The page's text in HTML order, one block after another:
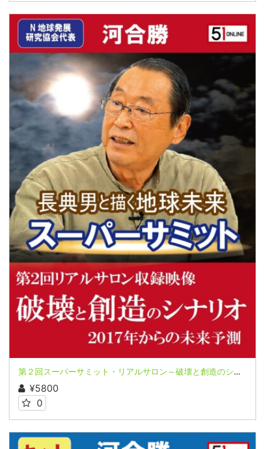
第２回スーパーサミット・リアルサロン～破壊と創造のシナリオー２０１７年からの未来予測～オンライン配信 河合勝氏
¥5800
0